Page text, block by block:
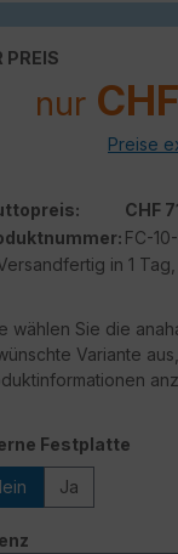
PREIS
nur
Preise
CHF
FC-
in 1
wählen Sie die
Variante
Festplatte
Ja